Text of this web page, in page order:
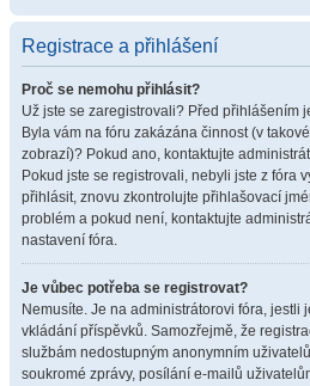
Registrace a přihlášení
Proč se nemohu přihlásit?
Už jste se zaregistrovali? Před přihlášením
Byla vám na fóru zakázána činnost (v
zobrazí)? Pokud ano, kontaktujte
Pokud jste se registrovali, nebyli jste z fóra
přihlásit, znovu zkontrolujte přihlašovací
problém a pokud není, kontaktujte
nastavení fóra.
Je vůbec potřeba se registrovat?
Nemusíte. Je na administrátorovi fóra, jestli
vkládání příspěvků. Samozřejmě, že
službám nedostupným anonymním
soukromé zprávy, posílání e-mailů